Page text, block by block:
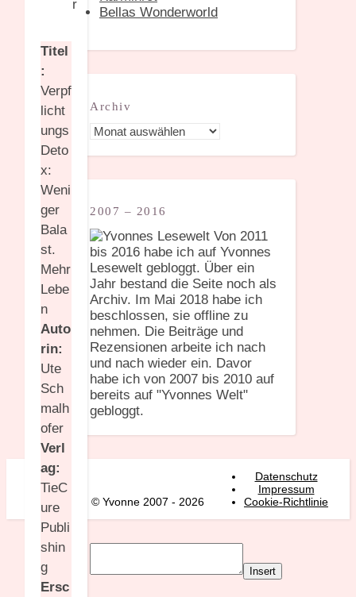
Titel
:
Verpf
licht
ungs
Deto
x:
Weni
ger
Bala
st.
Mehr
Lebe
n
Auto
rin:
Ute
Sch
malh
ofer
Verl
ag:
TieC
ure
Publi
shin
g
Ersc
Bellas Wonderworld
Archiv
Archiv
2007 – 2016
Von 2011
bis 2016 habe ich auf Yvonnes
Lesewelt gebloggt. Über ein
Jahr bestand die Seite noch als
Archiv. Im Mai 2018 habe ich
beschlossen, sie offline zu
nehmen. Die Beiträge und
Rezensionen arbeite ich nach
und nach wieder ein. Davor
habe ich von 2007 bis 2010 auf
bereits auf "Yvonnes Welt"
gebloggt.
© Yvonne 2007 - 2026
Datenschutz
Impressum
Cookie-Richtlinie
Insert